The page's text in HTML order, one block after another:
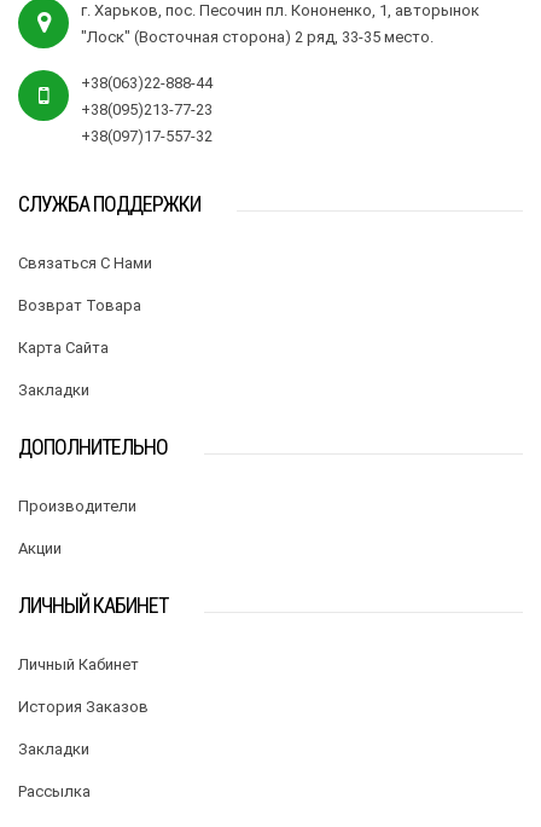
г. Харьков, пос. Песочин пл. Кононенко, 1, авторынок
"Лоск" (Восточная сторона) 2 ряд, 33-35 место.
+38(063)22-888-44
+38(095)213-77-23
+38(097)17-557-32
СЛУЖБА ПОДДЕРЖКИ
Связаться С Нами
Возврат Товара
Карта Сайта
Закладки
ДОПОЛНИТЕЛЬНО
Производители
Акции
ЛИЧНЫЙ КАБИНЕТ
Личный Кабинет
История Заказов
Закладки
Рассылка